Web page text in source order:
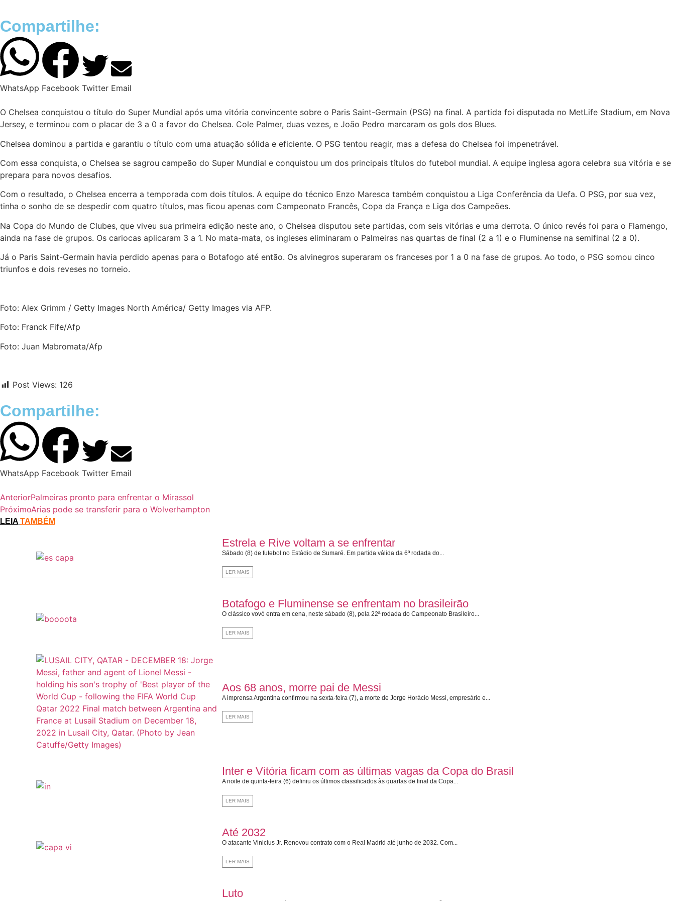
Compartilhe:
WhatsApp Facebook Twitter Email
O Chelsea conquistou o título do Super Mundial após uma vitória convincente sobre o Paris Saint-Germain (PSG) na final. A partida foi disputada no MetLife Stadium, em Nova
Jersey, e terminou com o placar de 3 a 0 a favor do Chelsea. Cole Palmer, duas vezes, e João Pedro marcaram os gols dos Blues.
Chelsea dominou a partida e garantiu o título com uma atuação sólida e eficiente. O PSG tentou reagir, mas a defesa do Chelsea foi impenetrável.
Com essa conquista, o Chelsea se sagrou campeão do Super Mundial e conquistou um dos principais títulos do futebol mundial. A equipe inglesa agora celebra sua vitória e se
prepara para novos desafios.
Com o resultado, o Chelsea encerra a temporada com dois títulos. A equipe do técnico Enzo Maresca também conquistou a Liga Conferência da Uefa. O PSG, por sua vez,
tinha o sonho de se despedir com quatro títulos, mas ficou apenas com Campeonato Francês, Copa da França e Liga dos Campeões.
Na Copa do Mundo de Clubes, que viveu sua primeira edição neste ano, o Chelsea disputou sete partidas, com seis vitórias e uma derrota. O único revés foi para o Flamengo,
ainda na fase de grupos. Os cariocas aplicaram 3 a 1. No mata-mata, os ingleses eliminaram o Palmeiras nas quartas de final (2 a 1) e o Fluminense na semifinal (2 a 0).
Já o Paris Saint-Germain havia perdido apenas para o Botafogo até então. Os alvinegros superaram os franceses por 1 a 0 na fase de grupos. Ao todo, o PSG somou cinco
triunfos e dois reveses no torneio.
Foto: Alex Grimm / Getty Images North América/ Getty Images via AFP.
Foto: Franck Fife/Afp
Foto: Juan Mabromata/Afp
Post Views: 126
Compartilhe:
WhatsApp Facebook Twitter Email
AnteriorPalmeiras pronto para enfrentar o Mirassol
PróximoArias pode se transferir para o Wolverhampton
LEIA TAMBÉM
Estrela e Rive voltam a se enfrentar
Sábado (8) de futebol no Estádio de Sumaré. Em partida válida da 6ª rodada do...
LER MAIS
Botafogo e Fluminense se enfrentam no brasileirão
O clássico vovó entra em cena, neste sábado (8), pela 22ª rodada do Campeonato Brasileiro...
LER MAIS
Aos 68 anos, morre pai de Messi
A imprensa Argentina confirmou na sexta-feira (7), a morte de Jorge Horácio Messi, empresário e...
LER MAIS
Inter e Vitória ficam com as últimas vagas da Copa do Brasil
A noite de quinta-feira (6) definiu os últimos classificados às quartas de final da Copa...
LER MAIS
Até 2032
O atacante Vinicius Jr. Renovou contrato com o Real Madrid até junho de 2032. Com...
LER MAIS
Luto